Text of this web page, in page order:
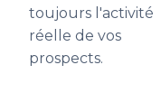
toujours l'activité
réelle de vos
prospects.